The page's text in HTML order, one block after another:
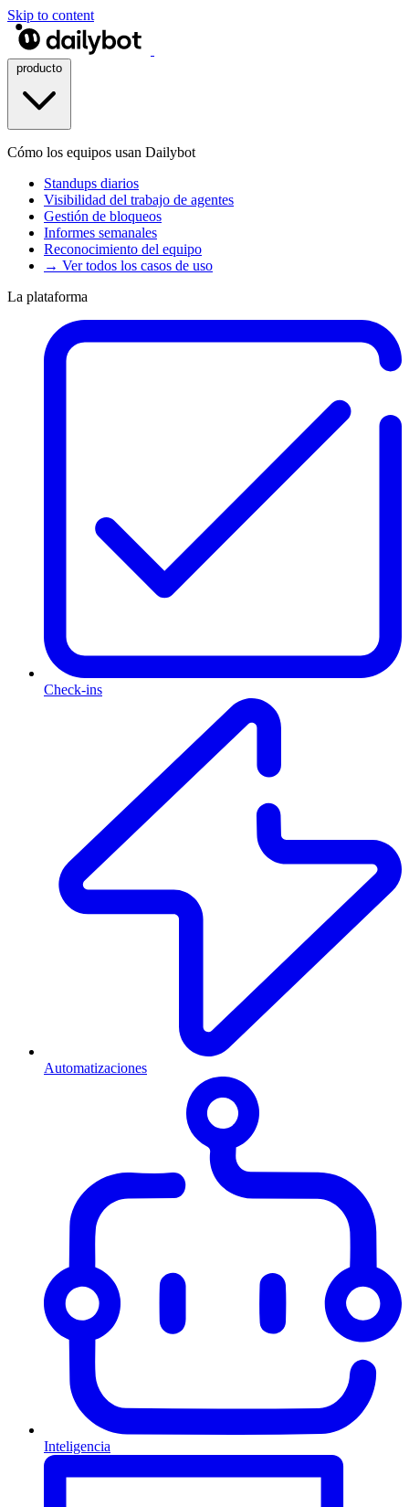
Skip to content
Cómo los equipos usan Dailybot
Standups diarios
Visibilidad del trabajo de agentes
Gestión de bloqueos
Informes semanales
Reconocimiento del equipo
→ Ver todos los casos de uso
La plataforma
Check-ins
Automatizaciones
Inteligencia